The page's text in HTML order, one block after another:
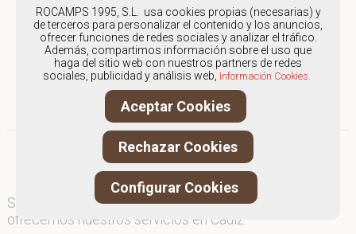
Los envíos a Cádiz gestionados
entre semana se entregarán en
menos de 48 horas; los pedidos
realizados en fin de semana, el
producto se enviará a partir del
lunes.
Somos especialistas en Deportivas de hombre
ofrecemos nuestros servicios en Cádiz.
ROCAMPS 1995, S.L. usa cookies propias (necesarias) y
de terceros para personalizar el contenido y los anuncios,
ofrecer funciones de redes sociales y analizar el tráfico.
Además, compartimos información sobre el uso que
haga del sitio web con nuestros partners de redes
sociales, publicidad y análisis web, Información Cookies.
Aceptar Cookies
Rechazar Cookies
Configurar Cookies